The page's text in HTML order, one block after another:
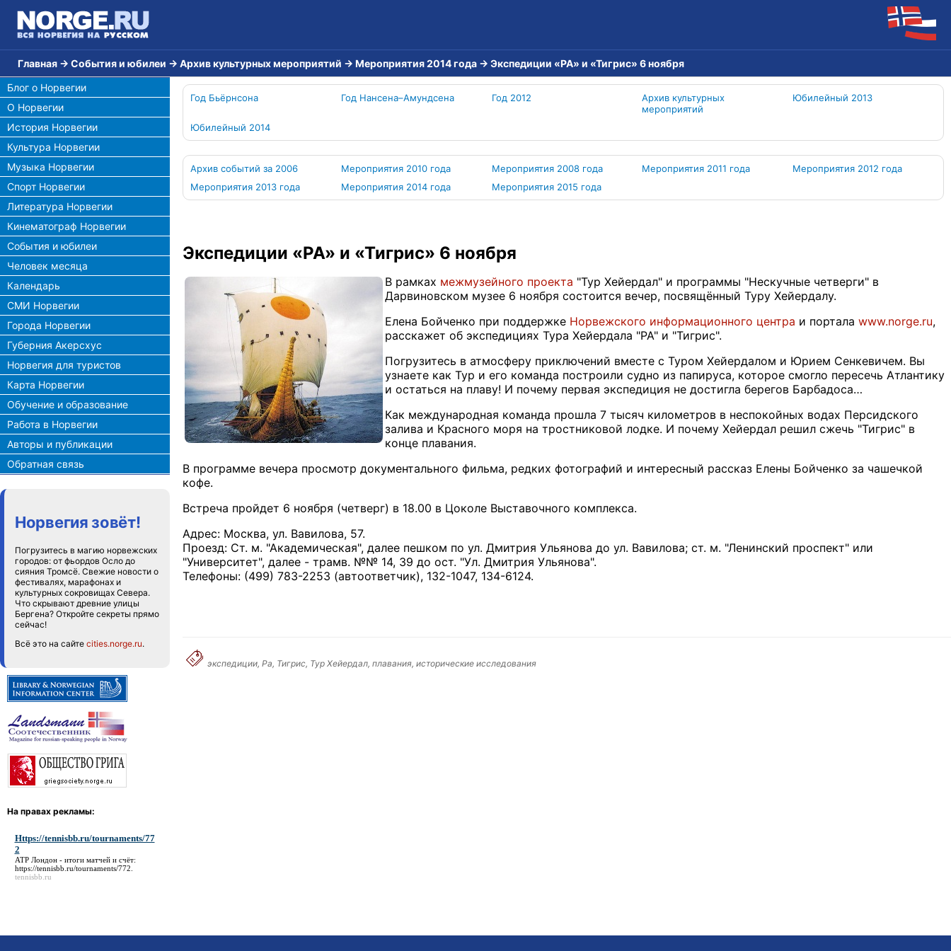
Главная → События и юбилеи → Архив культурных мероприятий → Мероприятия 2014 года → Экспедиции «РА» и «Тигрис» 6 ноября
Блог о Норвегии
О Норвегии
История Норвегии
Культура Норвегии
Музыка Норвегии
Спорт Норвегии
Литература Норвегии
Кинематограф Норвегии
События и юбилеи
Человек месяца
Календарь
СМИ Норвегии
Города Норвегии
Губерния Акерсхус
Норвегия для туристов
Карта Норвегии
Обучение и образование
Работа в Норвегии
Авторы и публикации
Обратная связь
Норвегия зовёт!
Погрузитесь в магию норвежских
городов: от фьордов Осло до
сияния Тромсё. Свежие новости о
фестивалях, марафонах и
культурных сокровищах Севера.
Что скрывают древние улицы
Бергена? Откройте секреты прямо
сейчас!
Всё это на сайте cities.norge.ru.
На правах рекламы:
Https://tennisbb.ru/tournaments/77
2
ATP Лондон - итоги матчей и счёт:
https://tennisbb.ru/tournaments/772
tennisbb.ru
Год Бьёрнсона Год Нансена–Амундсена Год 2012
Архив культурных
мероприятий
Юбилейный 2013
Юбилейный 2014
Архив событий за 2006 Мероприятия 2010 года Мероприятия 2008 года Мероприятия 2011 года
Мероприятия 2012 года
Мероприятия 2013 года
Мероприятия 2014 года Мероприятия 2015 года
Экспедиции «РА» и «Тигрис» 6 ноября
В рамках межмузейного проекта "Тур Хейердал" и программы "Нескучные четверги" в
Дарвиновском музее 6 ноября состоится вечер, посвящённый Туру Xейердалу.
Елена Бойченко при поддержке Норвежского информационного центра и портала www.norge.ru,
расскажет об экспедициях Тура Хейердала "РА" и "Тигрис".
Погрузитесь в атмосферу приключений вместе с Туром Хейердалом и Юрием Сенкевичем. Вы
узнаете как Тур и его команда построили судно из папируса, которое смогло пересечь Атлантику
и остаться на плаву! И почему первая экспедиция не достигла берегов Барбадоса…
Как международная команда прошла 7 тысяч километров в неспокойных водах Персидского
залива и Красного моря на тростниковой лодке. И почему Хейердал решил сжечь "Тигрис" в
конце плавания.
В программе вечера просмотр документального фильма, редких фотографий и интересный рассказ Елены Бойченко за чашечкой
кофе.
Встреча пройдет 6 ноября (четверг) в 18.00 в Цоколе Выставочного комплекса.
Адрес: Москва, ул. Вавилова, 57.
Проезд: Ст. м. "Академическая", далее пешком по ул. Дмитрия Ульянова до ул. Вавилова; ст. м. "Ленинский проспект" или
"Университет", далее - трамв. №№ 14, 39 до ост. "Ул. Дмитрия Ульянова".
Телефоны: (499) 783-2253 (автоответчик), 132-1047, 134-6124.
экспедиции, Ра, Тигрис, Тур Хейердал, плавания, исторические исследования